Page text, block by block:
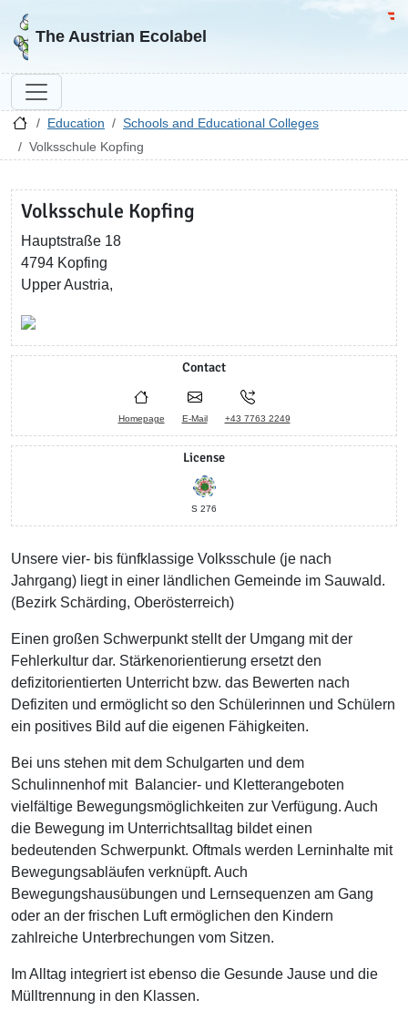
Go to homepage
The Austrian Ecolabel
Education
Schools and Educational Colleges
Volksschule Kopfing
Volksschule Kopfing
Hauptstraße 18
4794 Kopfing
Upper Austria,
Contact
Homepage E-Mail +43 7763 2249
License
S 276
Unsere vier- bis fünfklassige Volksschule (je nach
Jahrgang) liegt in einer ländlichen Gemeinde im Sauwald.
(Bezirk Schärding, Oberösterreich)
Einen großen Schwerpunkt stellt der Umgang mit der
Fehlerkultur dar. Stärkenorientierung ersetzt den
defizitorientierten Unterricht bzw. das Bewerten nach
Defiziten und ermöglicht so den Schülerinnen und Schülern
ein positives Bild auf die eigenen Fähigkeiten.
Bei uns stehen mit dem Schulgarten und dem
Schulinnenhof mit Balancier- und Kletterangeboten
vielfältige Bewegungsmöglichkeiten zur Verfügung. Auch
die Bewegung im Unterrichtsalltag bildet einen
bedeutenden Schwerpunkt. Oftmals werden Lerninhalte mit
Bewegungsabläufen verknüpft. Auch
Bewegungshausübungen und Lernsequenzen am Gang
oder an der frischen Luft ermöglichen den Kindern
zahlreiche Unterbrechungen vom Sitzen.
Im Alltag integriert ist ebenso die Gesunde Jause und die
Mülltrennung in den Klassen.